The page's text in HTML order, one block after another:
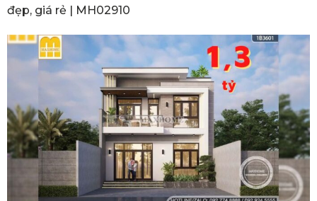
đẹp, giá rẻ | MH02910